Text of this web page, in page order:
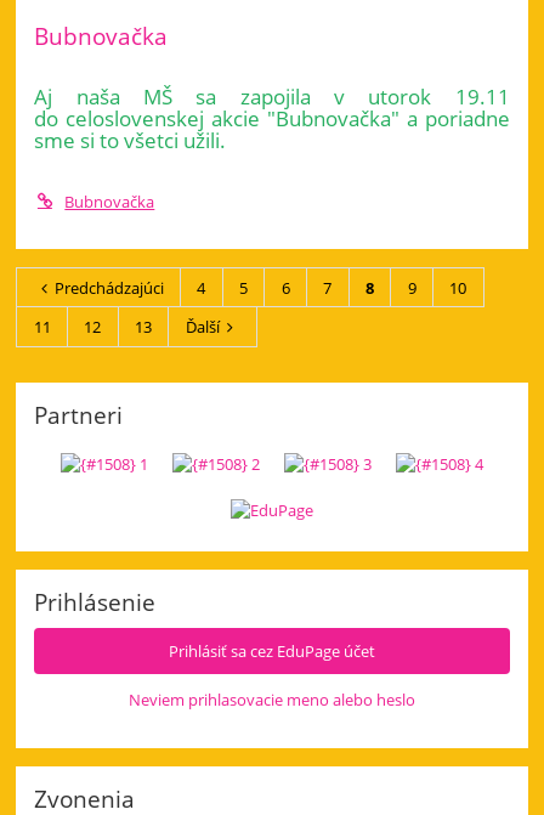
Bubnovačka
Aj naša MŠ sa zapojila v utorok 19.11
do celoslovenskej akcie "Bubnovačka" a poriadne
sme si to všetci užili.
Bubnovačka
Predchádzajúci 4 5 6 7 8 9
10
11
12 13 Ďalší
Partneri
Prihlásenie
Prihlásiť sa cez EduPage účet
Neviem prihlasovacie meno alebo heslo
Zvonenia